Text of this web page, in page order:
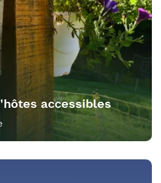
accessibles